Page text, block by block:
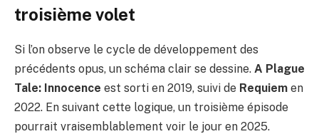
troisième volet
Si l’on observe le cycle de développement des
précédents opus, un schéma clair se dessine. A Plague
Tale: Innocence est sorti en 2019, suivi de Requiem en
2022. En suivant cette logique, un troisième épisode
pourrait vraisemblablement voir le jour en 2025.